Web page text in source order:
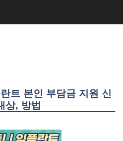
트 본인 부담금 지원 신
상, 방법